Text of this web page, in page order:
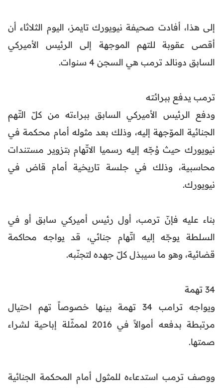
إلى هذا، أفادت صحيفة نيويورك تايمز، اليوم الثلاثاء أن
أقصى عقوبة للتهم الموجهة إلى الرئيس الأميركي
السابق دونالد ترمب هي السجن 4 سنوات.
ترمب يدفع ببرائته
ودفع الرئيس الأميركي السابق ببراءته من كلّ التّهم
الجنائية الموّجهة إليه، وذلك بعد مثوله أمام محكمة في
نيويورك حيث وُجّه إليه رسميا الاتّهام بتزوير مستندات
محاسبية، وذلك في جلسة تاريخية أمام قاض في
نيويورك.
بناء عليه فإنّ ترمب، أول رئيس أميركي سابق أو في
السلطة يوجّه إليه اتّهام جنائي، قد يواجه محاكمة
قضائية، وهو ما سيبذل كلّ جهده لتجنّبه.
34 تهمة
ويواجه ترامب 34 تهمة بينها خصوصاً تهم احتيال
مرتبطة بدفعه أموالاً في 2016 لممثّلة إباحية لشراء
صمتها.
ووصف ترمب استدعاءه للمثول أمام المحكمة الجنائية